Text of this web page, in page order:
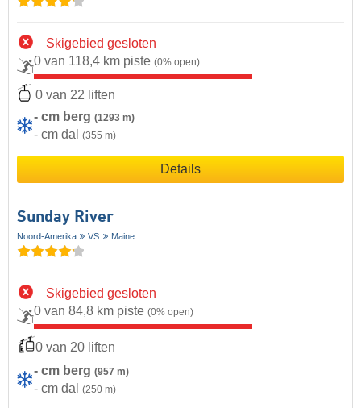
Skigebied gesloten
0 van 118,4 km piste (0% open)
0 van 22 liften
- cm berg (1293 m)
- cm dal (355 m)
Details
Sunday River
Noord-Amerika VS Maine
Skigebied gesloten
0 van 84,8 km piste (0% open)
0 van 20 liften
- cm berg (957 m)
- cm dal (250 m)